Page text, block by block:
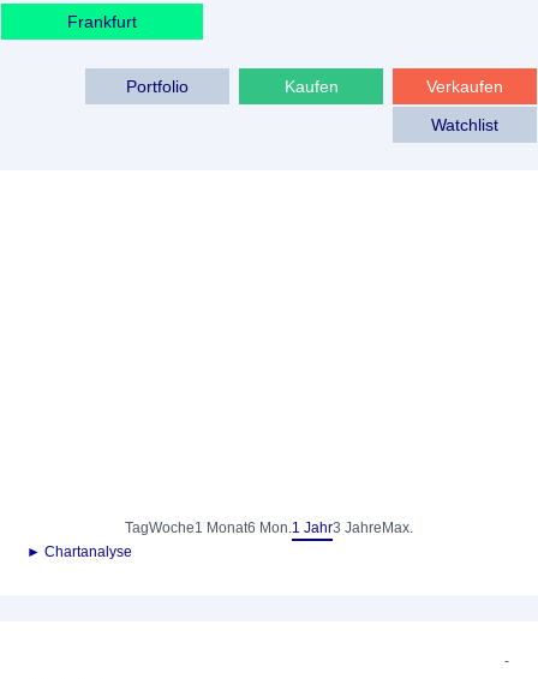
Frankfurt
Verkaufen
Kaufen
Portfolio
Watchlist
TagWoche1 Monat6 Mon.1 Jahr3 Jahre Max.
► Chartanalyse
-